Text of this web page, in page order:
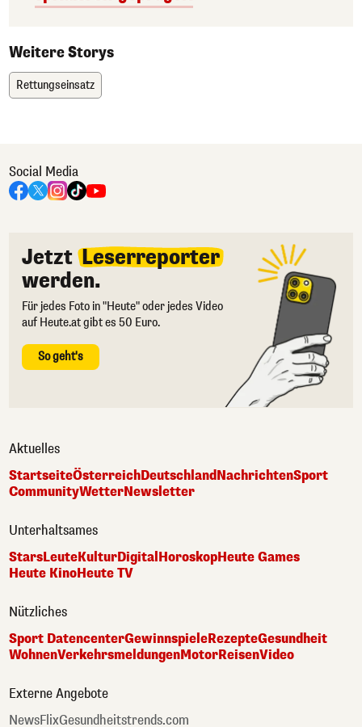
Weitere Storys
Rettungseinsatz
Social Media
Jetzt Leserreporter
werden.
Für jedes Foto in "Heute" oder jedes Video
auf Heute.at gibt es 50 Euro.
So geht's
Aktuelles
StartseiteÖsterreichDeutschlandNachrichtenSport
CommunityWetterNewsletter
Unterhaltsames
StarsLeuteKulturDigital HoroskopHeute Games
Heute KinoHeute TV
Nützliches
Sport DatencenterGewinnspieleRezepteGesundheit
WohnenVerkehrsmeldungenMotorReisenVideo
Externe Angebote
NewsFlixGesundheitstrends.com